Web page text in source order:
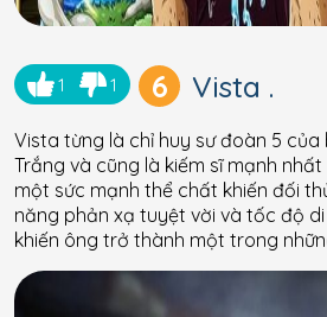
1 1 6 Vista .
Vista từng là chỉ huy sư đoàn 5 của
Trắng và cũng là kiếm sĩ mạnh
một sức mạnh thể chất khiến đối
năng phản xạ tuyệt vời và tốc độ
khiến ông trở thành một trong